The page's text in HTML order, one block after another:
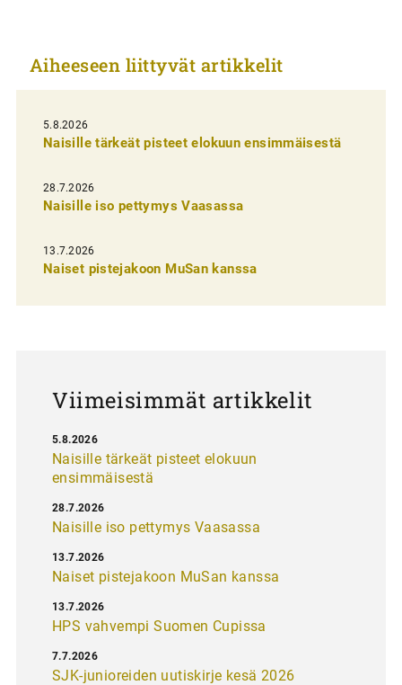
k
e
l
i
e
n
e
Aiheeseen liittyvät artikkelit
5.8.2026
Naisille tärkeät pisteet elokuun ensimmäisestä
28.7.2026
Naisille iso pettymys Vaasassa
13.7.2026
Naiset pistejakoon MuSan kanssa
Viimeisimmät artikkelit
Naisille tärkeät pisteet elokuun
ensimmäisestä
5.8.2026
Naisille iso pettymys Vaasassa
28.7.2026
Naiset pistejakoon MuSan kanssa
13.7.2026
HPS vahvempi Suomen Cupissa
13.7.2026
SJK-junioreiden uutiskirje kesä 2026
7.7.2026